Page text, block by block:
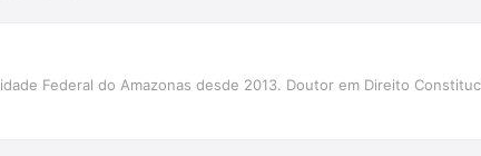
Federal do Amazonas desde 2013. Doutor em Direito